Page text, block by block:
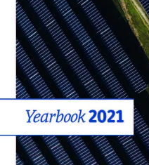
Cinodis
City Electric
Clède
Clémançon
Comantec
Comsip
Conductor
Cougar Automation